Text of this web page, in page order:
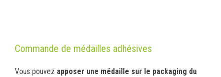
Commande de médailles adhésives
Vous pouvez apposer une médaille sur le packaging du